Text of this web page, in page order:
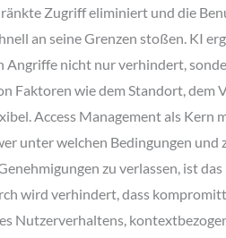
Zugriff eliminiert und die
an seine Grenzen stoßen. KI
nicht nur verhindert,
Faktoren wie dem Standort,
Access Management als
unter welchen Bedingungen
zu verlassen, ist
wird verhindert, dass
Nutzerverhaltens,